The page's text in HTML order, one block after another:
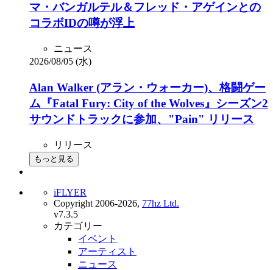
マ・バンガルテル＆フレッド・アゲインとの
コラボIDの噂が浮上
ニュース
2026/08/05 (水)
Alan Walker (アラン・ウォーカー)、格闘ゲー
ム『Fatal Fury: City of the Wolves』シーズン2
サウンドトラックに参加、"Pain" リリース
リリース
もっと見る
iFLYER
Copyright 2006-2026, 77hz Ltd.
v7.3.5
カテゴリー
イベント
アーティスト
ニュース